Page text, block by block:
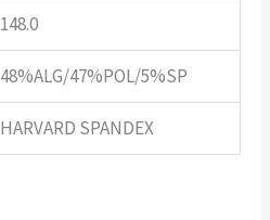
148.0
48%ALG/47%POL/5%SP
HARVARD SPANDEX